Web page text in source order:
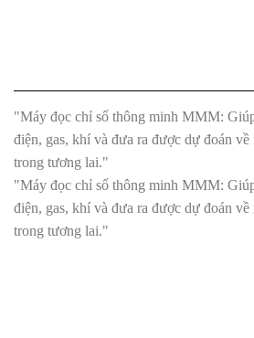
"Máy đọc chỉ số thông minh MMM:
điện, gas, khí và đưa ra được dự đoán
trong tương lai."
"Máy đọc chỉ số thông minh MMM:
điện, gas, khí và đưa ra được dự đoán
trong tương lai."